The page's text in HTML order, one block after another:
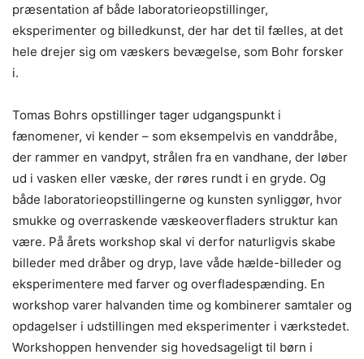
præsentation af både laboratorieopstillinger,
eksperimenter og billedkunst, der har det til fælles, at det
hele drejer sig om væskers bevægelse, som Bohr forsker
i.
Tomas Bohrs opstillinger tager udgangspunkt i
fænomener, vi kender – som eksempelvis en vanddråbe,
der rammer en vandpyt, strålen fra en vandhane, der løber
ud i vasken eller væske, der røres rundt i en gryde. Og
både laboratorieopstillingerne og kunsten synliggør, hvor
smukke og overraskende væskeoverfladers struktur kan
være. På årets workshop skal vi derfor naturligvis skabe
billeder med dråber og dryp, lave våde hælde-billeder og
eksperimentere med farver og overfladespænding. En
workshop varer halvanden time og kombinerer samtaler og
opdagelser i udstillingen med eksperimenter i værkstedet.
Workshoppen henvender sig hovedsageligt til børn i